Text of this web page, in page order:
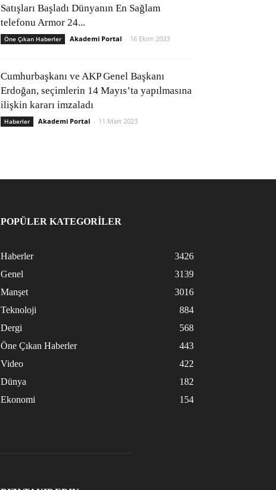
Satışları Başladı Dünyanın En Sağlam
telefonu Armor 24...
Öne Çıkan Haberler Akademi Portal - 16 Ekim 2023
Cumhurbaşkanı ve AKP Genel Başkanı
Erdoğan, seçimlerin 14 Mayıs’ta yapılmasına
ilişkin kararı imzaladı
Haberler Akademi Portal - 11 Mart 2023
POPÜLER KATEGORİLER
Haberler
3426
Genel
3139
Manşet
3016
Teknoloji
884
Dergi
568
Öne Çıkan Haberler
443
Video
422
Dünya
182
Ekonomi
154